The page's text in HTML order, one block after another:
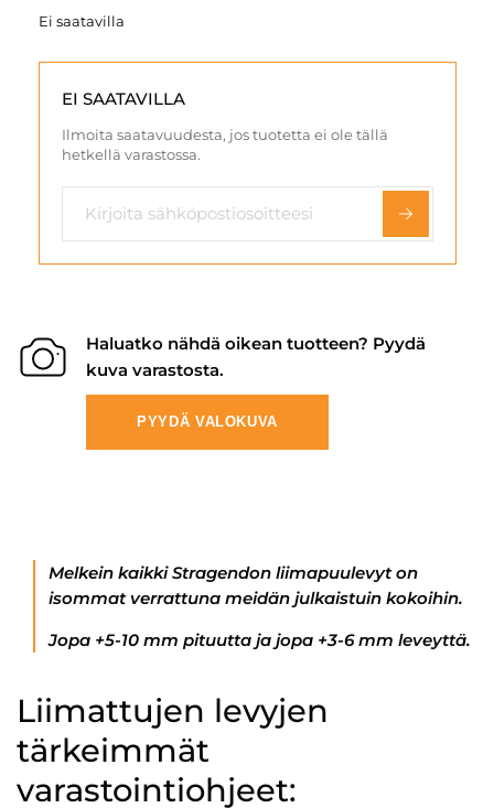
Ei saatavilla
EI SAATAVILLA
Ilmoita saatavuudesta, jos tuotetta ei ole tällä
hetkellä varastossa.
Haluatko nähdä oikean tuotteen? Pyydä
kuva varastosta.
PYYDÄ VALOKUVA
Melkein kaikki Stragendon liimapuulevyt on
isommat verrattuna meidän julkaistuin kokoihin.
Jopa +5-10 mm pituutta ja jopa +3-6 mm leveyttä.
Liimattujen levyjen
tärkeimmät
varastointiohjeet: